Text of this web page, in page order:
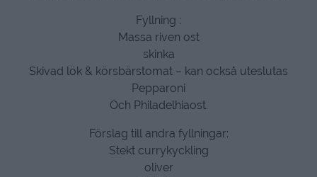
Fyllning :
Massa riven ost
skinka
Skivad lök & körsbärstomat – kan också uteslutas
Pepparoni
Och Philadelhiaost.
Förslag till andra fyllningar:
Stekt currykyckling
oliver